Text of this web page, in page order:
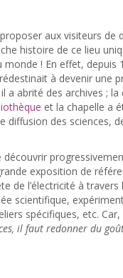
aux visiteurs de
histoire de ce lieu
! En effet, depuis
à devenir une
a abrité des archives ;
et la chapelle a
diffusion des sciences,
exposition de
de l’électricité à travers
scientifique,
spécifiques, etc.
il faut redonner du